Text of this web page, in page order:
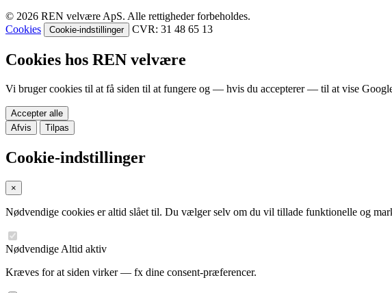
© 2026 REN velvære ApS. Alle rettigheder forbeholdes.
Cookies
Cookie-indstillinger CVR: 31 48 65 13
Cookies hos REN velvære
Vi bruger cookies til at få siden til at fungere og — hvis du accepterer — til at vise
Accepter alle
Afvis
Tilpas
Cookie-indstillinger
×
Nødvendige cookies er altid slået til. Du vælger selv om du vil tillade funktionelle og
Nødvendige Altid aktiv
Kræves for at siden virker — fx dine consent-præferencer.